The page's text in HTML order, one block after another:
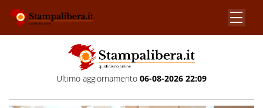
Ultimo aggiornamento 06-08-2026 22:09